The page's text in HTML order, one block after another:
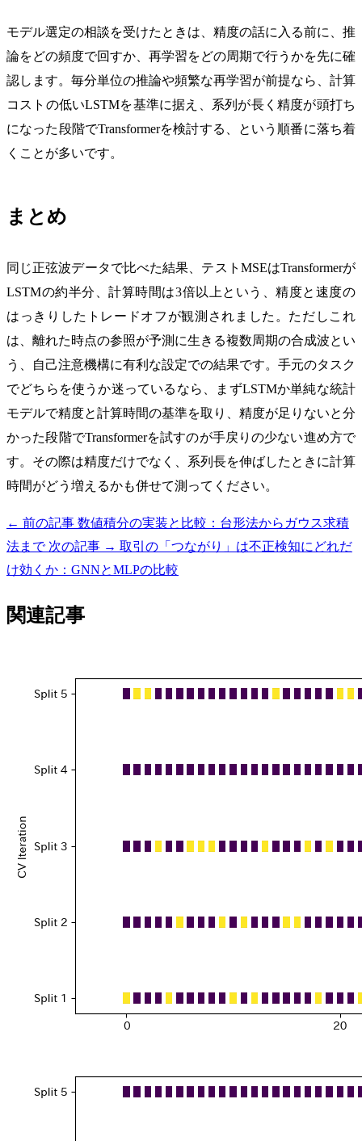
モデル選定の相談を受けたときは、精度の話に入る前に、推
論をどの頻度で回すか、再学習をどの周期で行うかを先に確
認します。毎分単位の推論や頻繁な再学習が前提なら、計算
コストの低いLSTMを基準に据え、系列が長く精度が頭打ち
になった段階でTransformerを検討する、という順番に落ち着
くことが多いです。
まとめ
同じ正弦波データで比べた結果、テストMSEはTransformerが
LSTMの約半分、計算時間は3倍以上という、精度と速度の
はっきりしたトレードオフが観測されました。ただしこれ
は、離れた時点の参照が予測に生きる複数周期の合成波とい
う、自己注意機構に有利な設定での結果です。手元のタスク
でどちらを使うか迷っているなら、まずLSTMか単純な統計
モデルで精度と計算時間の基準を取り、精度が足りないと分
かった段階でTransformerを試すのが手戻りの少ない進め方で
す。その際は精度だけでなく、系列長を伸ばしたときに計算
時間がどう増えるかも併せて測ってください。
← 前の記事 数値積分の実装と比較：台形法からガウス求積
法まで 次の記事 → 取引の「つながり」は不正検知にどれだ
け効くか：GNNとMLPの比較
関連記事